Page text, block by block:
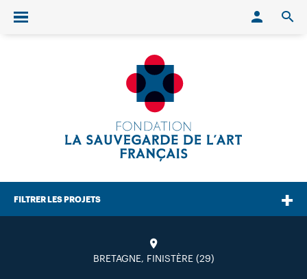
Ouvrir/fermer le menu
FILTRER LES PROJETS
BRETAGNE, FINISTÈRE (29)